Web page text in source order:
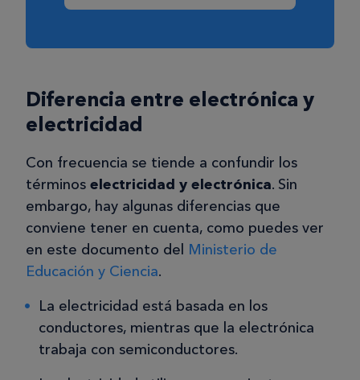
Diferencia entre electrónica y
electricidad
Con frecuencia se tiende a confundir los
términos electricidad y electrónica. Sin
embargo, hay algunas diferencias que
conviene tener en cuenta, como puedes ver
en este documento del Ministerio de
Educación y Ciencia.
La electricidad está basada en los
conductores, mientras que la electrónica
trabaja con semiconductores.